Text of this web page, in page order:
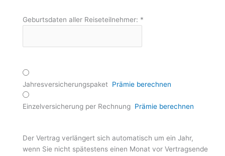
Geburtsdaten aller Reiseteilnehmer: *
Jahresversicherungspaket Prämie berechnen
Einzelversicherung per Rechnung Prämie berechnen
Der Vertrag verlängert sich automatisch um ein Jahr,
wenn Sie nicht spätestens einen Monat vor Vertragsende